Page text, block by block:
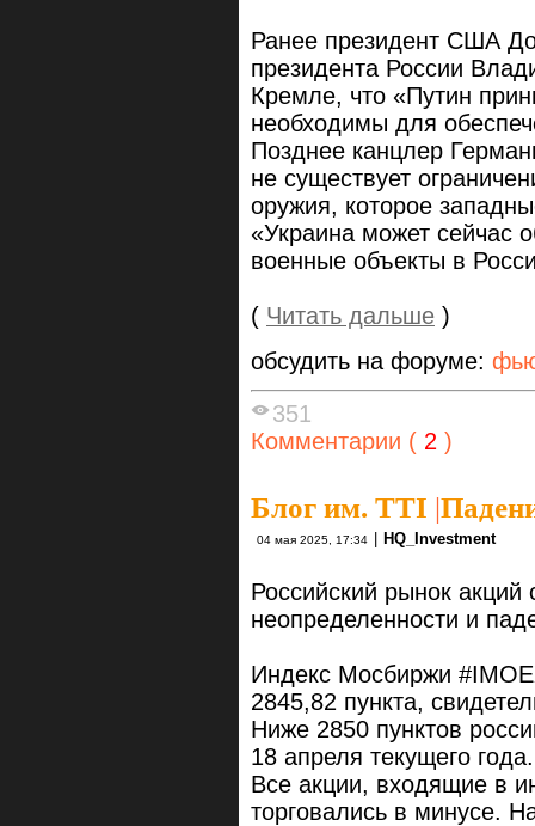
Ранее президент США
президента России
Кремле, что «Путин
необходимы для
Позднее канцлер
не существует
оружия, которое
«Украина может сейчас
военные объекты в
( Читать дальше )
обсудить на форуме:
351
Комментарии ( 2 )
Блог им. TTI |
04 мая 2025, 17:34 HQ_Investment
Российский рынок акций
неопределенности и
Индекс Мосбиржи
2845,82 пункта,
Ниже 2850 пунктов
18 апреля текущего года.
Все акции, входящие в
торговались в минусе.